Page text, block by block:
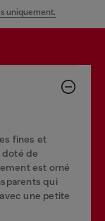
uniquement.
fines et
doté de
est orné
qui
une petite